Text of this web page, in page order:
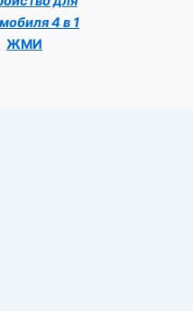
4 в 1
ЖМИ